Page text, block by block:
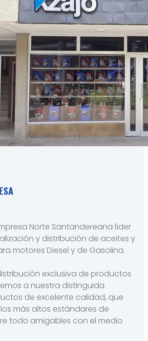
Norte Santandereana líder
y distribución de aceites y
motores Diesel y de Gasolina.
exclusiva de productos
a nuestra distinguida
de excelente calidad, que
más altos estándares de
todo amigables con el medio